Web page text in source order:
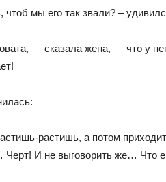
мы его так звали? –
— сказала жена, — что у
растишь, а потом
И не выговорить же… Что